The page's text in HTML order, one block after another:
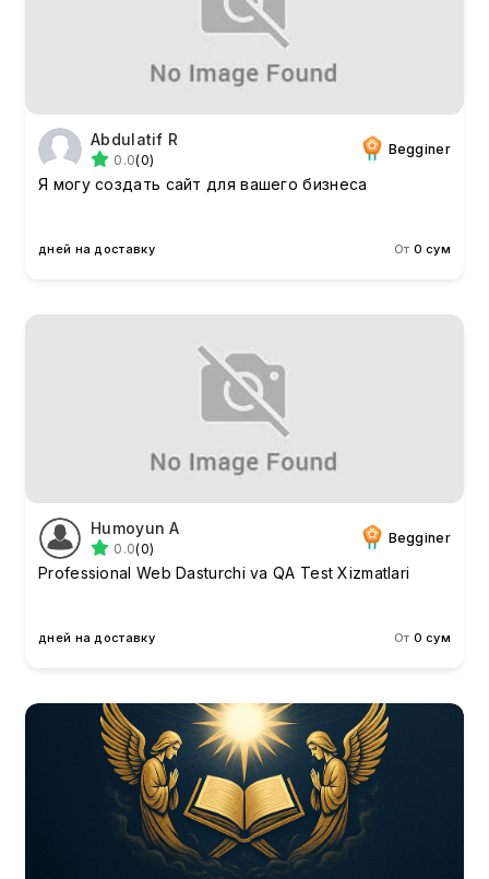
Abdulatif R
0.0(0)
Begginer
Я могу создать сайт для вашего бизнеса
дней на доставку От 0 сум
Humoyun A
0.0(0)
Begginer
Professional Web Dasturchi va QA Test Xizmatlari
дней на доставку От 0 сум